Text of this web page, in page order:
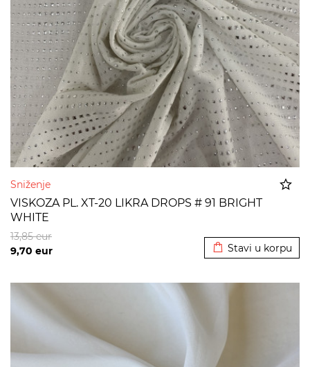
Sniženje
VISKOZA PL. XT-20 LIKRA DROPS # 91 BRIGHT
WHITE
9,70 eur
13,85eur
Stavi u korpu